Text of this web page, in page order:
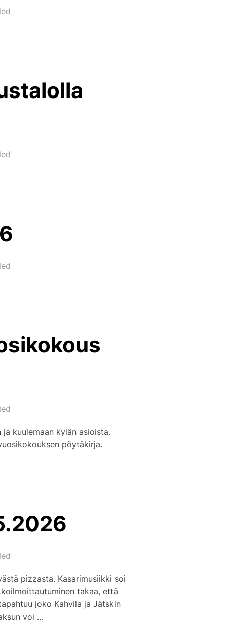
kuulemaan kylän asioista.
pöytäkirja.
pizzasta. Kasarimusiikki soi
takaa, että
joko Kahvila ja Jätskin
voi …